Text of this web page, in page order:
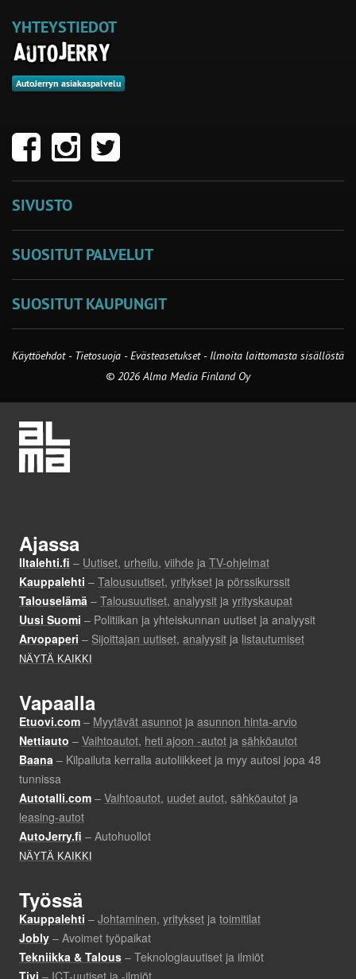
YHTEYSTIEDOT
AutoJerryn asiakaspalvelu
SIVUSTO
SUOSITUT PALVELUT
SUOSITUT KAUPUNGIT
Käyttöehdot - Tietosuoja -Evästeasetukset- Ilmoita laittomasta sisällöstä
© 2026 Alma Media Finland Oy